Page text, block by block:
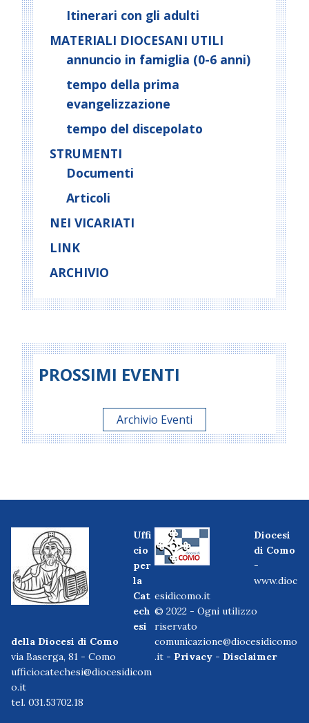
Itinerari con gli adulti
MATERIALI DIOCESANI UTILI
annuncio in famiglia (0-6 anni)
tempo della prima
evangelizzazione
tempo del discepolato
STRUMENTI
Documenti
Articoli
NEI VICARIATI
LINK
ARCHIVIO
PROSSIMI EVENTI
Archivio Eventi
Uffi
cio
per
la
Cat
ech
esi
della Diocesi di Como
via Baserga, 81 - Como
ufficiocatechesi@diocesidicom
o.it
tel. 031.53702.18
Diocesi
di Como
-
www.dioc
esidicomo.it
© 2022 - Ogni utilizzo
riservato
comunicazione@diocesidicomo
.it - Privacy - Disclaimer